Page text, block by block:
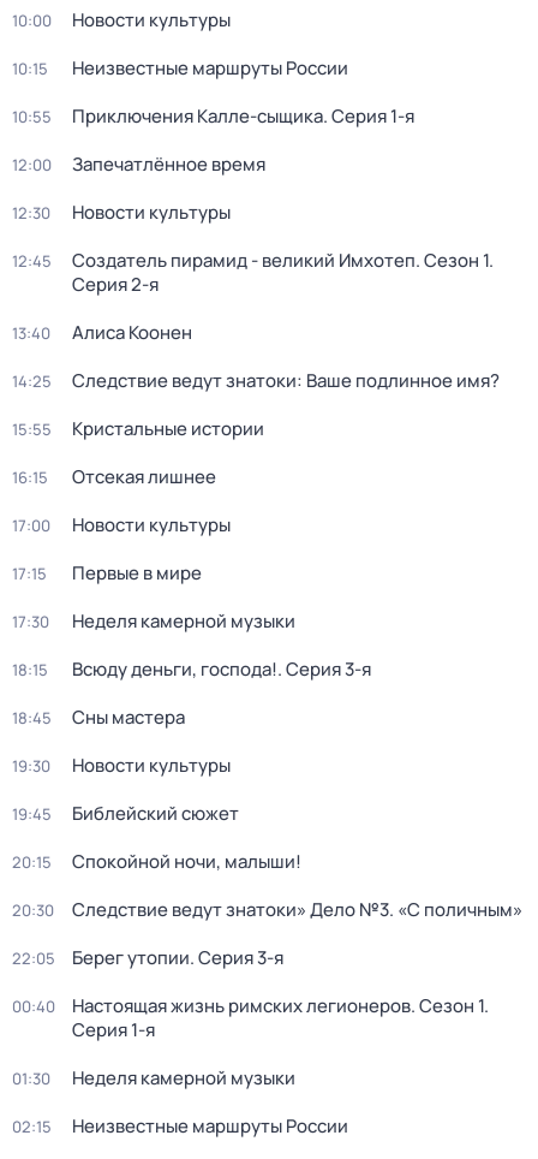
10:00 Новости культуры
10:15 Неизвестные маршруты России
10:55 Приключения Калле-сыщика. Серия 1-я
12:00 Запечатлённое время
12:30 Новости культуры
12:45 Создатель пирамид - великий Имхотеп. Сезон 1.
Серия 2-я
13:40 Алиса Коонен
14:25 Следствие ведут знатоки: Ваше подлинное имя?
15:55 Кристальные истории
16:15 Отсекая лишнее
17:00 Новости культуры
17:15 Первые в мире
17:30 Неделя камерной музыки
18:15 Всюду деньги, господа!. Серия 3-я
18:45 Сны мастера
19:30 Новости культуры
19:45 Библейский сюжет
20:15 Спокойной ночи, малыши!
20:30 Следствие ведут знатоки» Дело №3. «С поличным»
22:05 Берег утопии. Серия 3-я
00:40 Настоящая жизнь римских легионеров. Сезон 1.
Серия 1-я
01:30 Неделя камерной музыки
02:15 Неизвестные маршруты России